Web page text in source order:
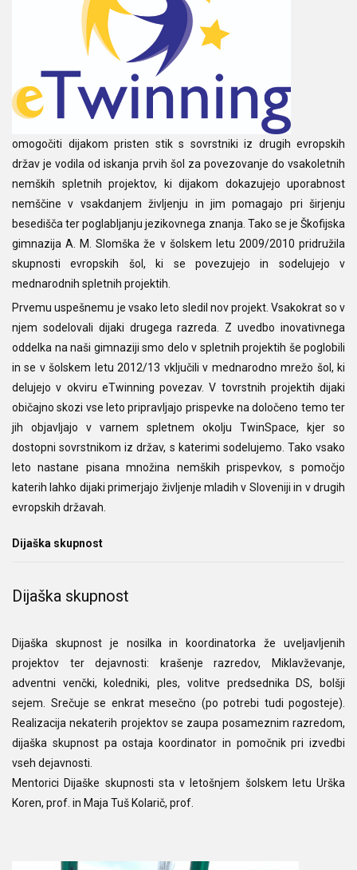
omogočiti dijakom pristen stik s sovrstniki iz drugih evropskih
držav je vodila od iskanja prvih šol za povezovanje do vsakoletnih
nemških spletnih projektov, ki dijakom dokazujejo uporabnost
nemščine v vsakdanjem življenju in jim pomagajo pri širjenju
besedišča ter poglabljanju jezikovnega znanja. Tako se je Škofijska
gimnazija A. M. Slomška že v šolskem letu 2009/2010 pridružila
skupnosti evropskih šol, ki se povezujejo in sodelujejo v
mednarodnih spletnih projektih.
Prvemu uspešnemu je vsako leto sledil nov projekt. Vsakokrat so v
njem sodelovali dijaki drugega razreda. Z uvedbo inovativnega
oddelka na naši gimnaziji smo delo v spletnih projektih še poglobili
in se v šolskem letu 2012/13 vključili v mednarodno mrežo šol, ki
delujejo v okviru eTwinning povezav. V tovrstnih projektih dijaki
običajno skozi vse leto pripravljajo prispevke na določeno temo ter
jih objavljajo v varnem spletnem okolju TwinSpace, kjer so
dostopni sovrstnikom iz držav, s katerimi sodelujemo. Tako vsako
leto nastane pisana množina nemških prispevkov, s pomočjo
katerih lahko dijaki primerjajo življenje mladih v Sloveniji in v drugih
evropskih državah.
Dijaška skupnost
Dijaška skupnost
Dijaška skupnost je nosilka in koordinatorka že uveljavljenih
projektov ter dejavnosti: krašenje razredov, Miklavževanje,
adventni venčki, koledniki, ples, volitve predsednika DS, bolšji
sejem. Srečuje se enkrat mesečno (po potrebi tudi pogosteje).
Realizacija nekaterih projektov se zaupa posameznim razredom,
dijaška skupnost pa ostaja koordinator in pomočnik pri izvedbi
vseh dejavnosti.
Mentorici Dijaške skupnosti sta v letošnjem šolskem letu Urška
Koren, prof. in Maja Tuš Kolarič, prof.